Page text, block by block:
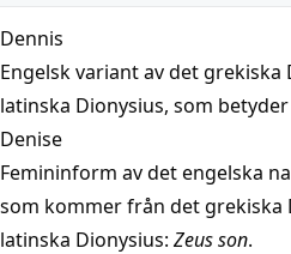
Dennis
Engelsk variant av det grekiska
latinska Dionysius, som betyder
Denise
Femininform av det engelska
som kommer från det grekiska
latinska Dionysius: Zeus son.